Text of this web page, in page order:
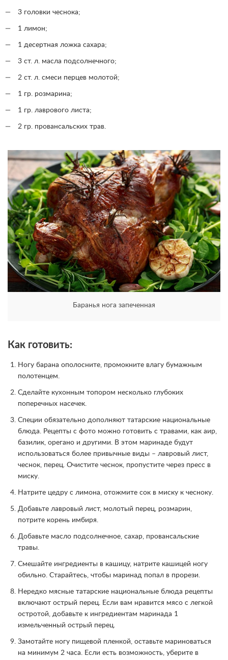
3 головки чеснока;
1 лимон;
1 десертная ложка сахара;
3 ст. л. масла подсолнечного;
2 ст. л. смеси перцев молотой;
1 гр. розмарина;
1 гр. лаврового листа;
2 гр. провансальских трав.
Баранья нога запеченная
Как готовить:
Ногу барана ополосните, промокните влагу бумажным
полотенцем.
Сделайте кухонным топором несколько глубоких
поперечных насечек.
Специи обязательно дополняют татарские национальные
блюда. Рецепты с фото можно готовить с травами, как аир,
базилик, орегано и другими. В этом маринаде будут
использоваться более привычные виды – лавровый лист,
чеснок, перец. Очистите чеснок, пропустите через пресс в
миску.
Натрите цедру с лимона, отожмите сок в миску к чесноку.
Добавьте лавровый лист, молотый перец, розмарин,
потрите корень имбиря.
Добавьте масло подсолнечное, сахар, провансальские
травы.
Смешайте ингредиенты в кашицу, натрите кашицей ногу
обильно. Старайтесь, чтобы маринад попал в прорези.
Нередко мясные татарские национальные блюда рецепты
включают острый перец. Если вам нравится мясо с легкой
остротой, добавьте к ингредиентам маринада 1
измельченный острый перец.
Замотайте ногу пищевой пленкой, оставьте мариноваться
на минимум 2 часа. Если есть возможность, уберите в